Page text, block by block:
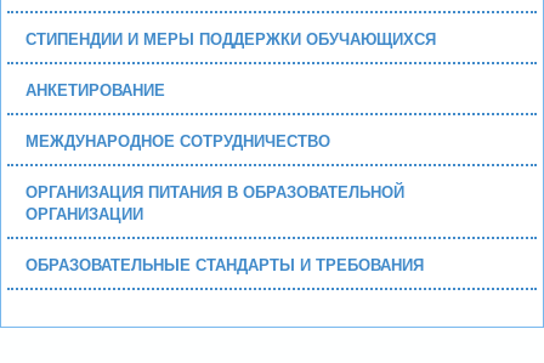
СТИПЕНДИИ И МЕРЫ ПОДДЕРЖКИ ОБУЧАЮЩИХСЯ
АНКЕТИРОВАНИЕ
МЕЖДУНАРОДНОЕ СОТРУДНИЧЕСТВО
ОРГАНИЗАЦИЯ ПИТАНИЯ В ОБРАЗОВАТЕЛЬНОЙ
ОРГАНИЗАЦИИ
ОБРАЗОВАТЕЛЬНЫЕ СТАНДАРТЫ И ТРЕБОВАНИЯ